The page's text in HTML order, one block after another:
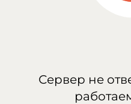
Сервер не